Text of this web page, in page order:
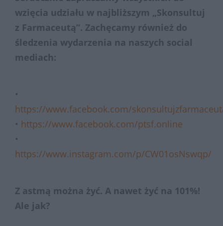
wzięcia udziału w najbliższym „Skonsultuj
z Farmaceutą”. Zachęcamy również do
śledzenia wydarzenia na naszych social
mediach:
•
https://www.facebook.com/
• https://www.facebook.com/ptsf.online
•
https://www.instagram.com/p/CW01osNswqp/
Z astmą można żyć. A nawet żyć na 101%!
Ale jak?